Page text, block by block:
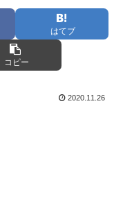
はてブ
コピー
2020.11.26